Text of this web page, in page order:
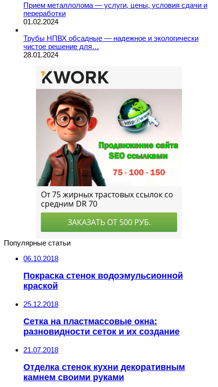
Прием металлолома — услуги, цены, условия сдачи и
переработки
01.02.2024
Трубы НПВХ обсадные — надежное и экологически
чистое решение для…
28.01.2024
Популярные статьи
06.10.2018
Покраска стенок водоэмульсионной
краской
25.12.2018
Сетка на пластмассовые окна:
разновидности сеток и их создание
21.07.2018
Отделка стенок кухни декоративным
камнем своими руками